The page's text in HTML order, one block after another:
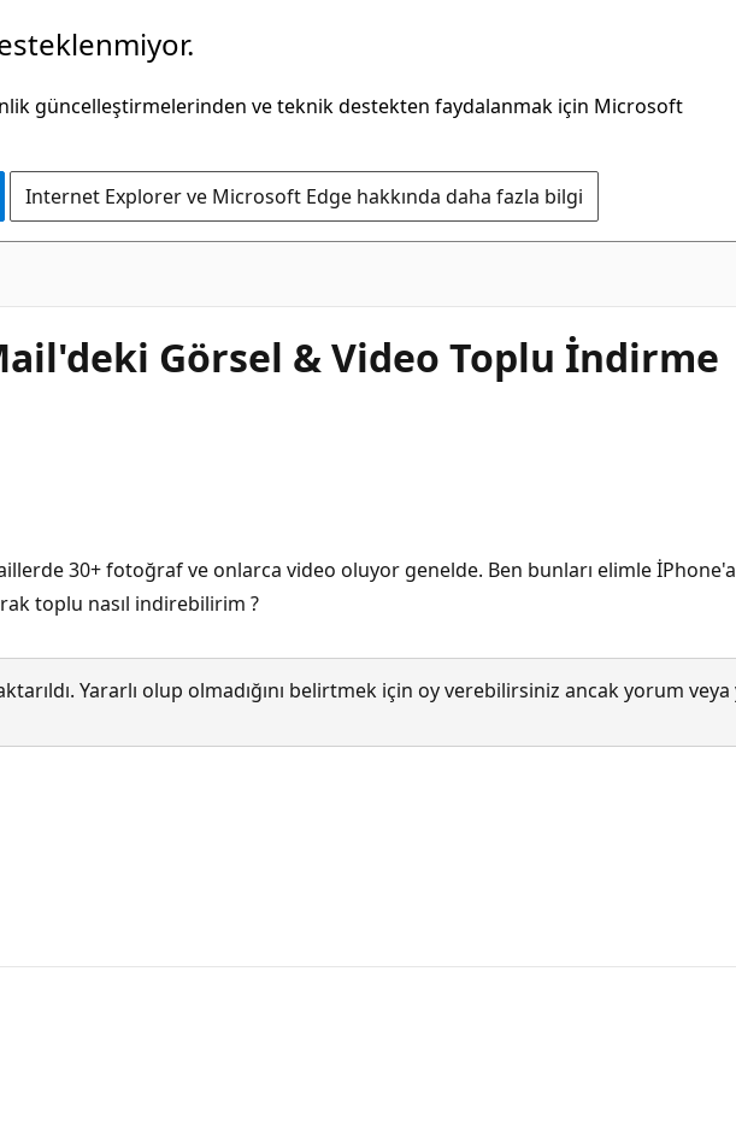
güncelleştirmelerinden ve teknik destekten faydalanmak için Microsoft
Internet Explorer ve Microsoft Edge hakkında daha fazla bilgi
Görsel & Video Toplu İndirme
30+ fotoğraf ve onlarca video oluyor genelde. Ben bunları elimle
toplu nasıl indirebilirim ?
Yararlı olup olmadığını belirtmek için oy verebilirsiniz ancak yorum